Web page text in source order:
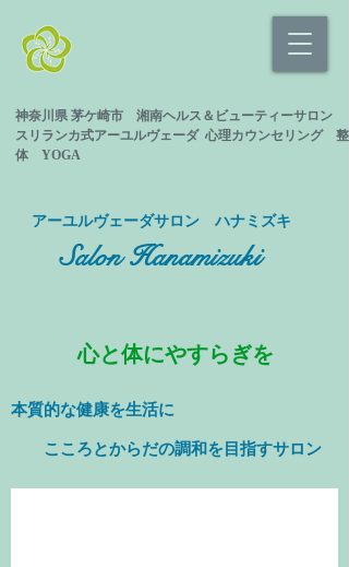
神奈川県 茅ケ崎市 湘南ヘルス＆ビューティーサロン
スリランカ式アーユルヴェーダ 心理カウンセリング 整
体 YOGA
​アーユルヴェーダサロン ハナミズキ
Salon Hanamizuki
心と体にやすらぎを
本質的な健康を生活に
​ こころとからだの調和を目指すサロン